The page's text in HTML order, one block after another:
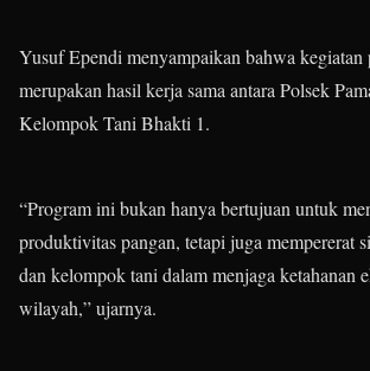
Yusuf Ependi menyampaikan bahwa kegiatan
merupakan hasil kerja sama antara Polsek
Kelompok Tani Bhakti 1.
“Program ini bukan hanya bertujuan untuk
produktivitas pangan, tetapi juga mempererat
dan kelompok tani dalam menjaga ketahanan
wilayah,” ujarnya.